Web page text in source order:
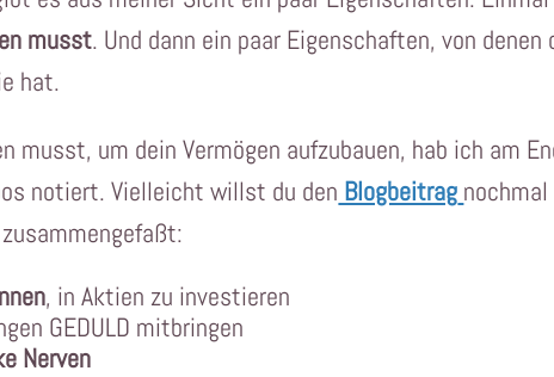
musst. Und dann ein paar Eigenschaften, von denen
hat.
musst, um dein Vermögen aufzubauen, hab ich am
notiert. Vielleicht willst du den Blogbeitrag nochmal
, in Aktien zu investieren
GEDULD mitbringen
Nerven